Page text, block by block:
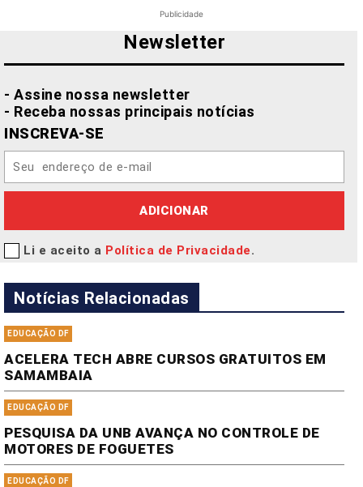
Publicidade
Newsletter
- Assine nossa newsletter
- Receba nossas principais notícias
INSCREVA-SE
ADICIONAR
Li e aceito a Política de Privacidade.
Notícias Relacionadas
EDUCAÇÃO DF
ACELERA TECH ABRE CURSOS GRATUITOS EM
SAMAMBAIA
EDUCAÇÃO DF
PESQUISA DA UNB AVANÇA NO CONTROLE DE
MOTORES DE FOGUETES
EDUCAÇÃO DF